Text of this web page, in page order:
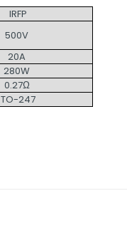
IRFP
500V
20A
280W
0.27Ω
TO-247